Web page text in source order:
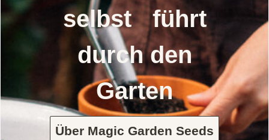
selbst führt
durch den
Garten
Über Magic Garden Seeds